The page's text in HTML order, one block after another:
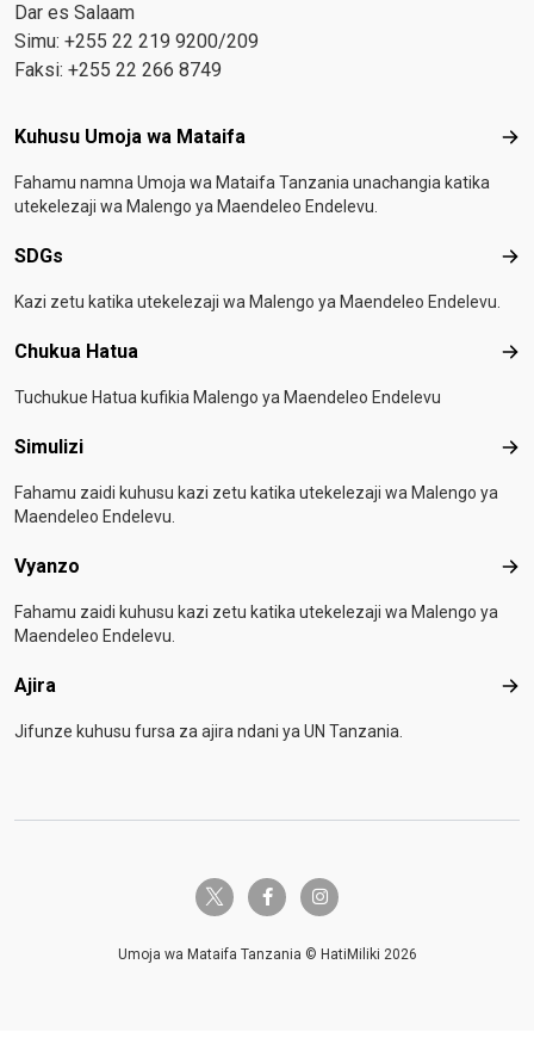
Dar es Salaam
Simu: +255 22 219 9200/209
Faksi: +255 22 266 8749
Footer menu
Kuhusu Umoja wa Mataifa
Fahamu namna Umoja wa Mataifa Tanzania unachangia katika
utekelezaji wa Malengo ya Maendeleo Endelevu.
SDGs
Kazi zetu katika utekelezaji wa Malengo ya Maendeleo Endelevu.
Chukua Hatua
Tuchukue Hatua kufikia Malengo ya Maendeleo Endelevu
Simulizi
Fahamu zaidi kuhusu kazi zetu katika utekelezaji wa Malengo ya
Maendeleo Endelevu.
Vyanzo
Fahamu zaidi kuhusu kazi zetu katika utekelezaji wa Malengo ya
Maendeleo Endelevu.
Ajira Ajira
Jifunze kuhusu fursa za ajira ndani ya UN Tanzania.
twitter-x facebook-finstagram
Umoja wa Mataifa Tanzania © HatiMiliki 2026